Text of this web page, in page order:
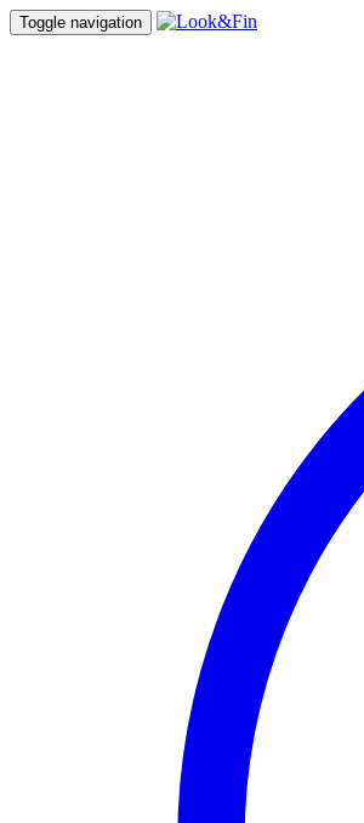
Toggle navigation